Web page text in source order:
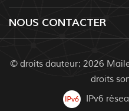
NOUS CONTACTER
© droits dauteur: 2026
droits
IPv6